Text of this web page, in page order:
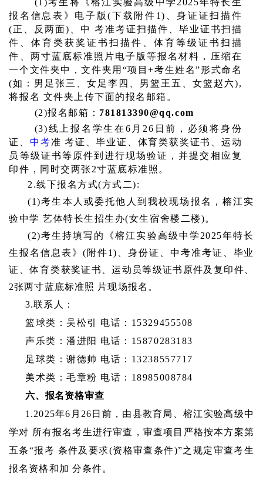
(1)考生将《榕江实验高级中学2025年特长生
报名信息表》电子版(下载附件1)、身证证扫描件
(正、反两面)、中 考准考证扫描件、毕业证书扫描
件、体育类获奖证书扫描件、体育等级证书扫描
件、两寸蓝底标准照片电子版等报名材料，压缩在
一个文件夹中，文件夹用“项目+考生姓名”形式命名
(如：男足张三、女足李四、男篮王五、女篮赵六),
将报名 文件夹上传下面的报名邮箱。
(2)报名邮箱： 781813390@qq.com
(3)线上报名学生在6月26日前，必须将身份
证、中考准 考证、毕业证、体育类获奖证书、运动
员等级证书等原件到进行现场验证，并提交相应复
印件，同时交两张2寸蓝底标准照。
2.线下报名方式(方式二):
(1)考生本人或委托他人到我校现场报名，榕江实
验中学 艺体特长生招生办(女生宿舍楼二楼)。
(2)考生持填写的《榕江实验高级中学2025年特长
生报名信息表》(附件1)、身份证、中考准考证、毕业
证、体育类获奖证书、运动员等级证书原件及复印件、
2张两寸蓝底标准照 片现场报名。
3.联系人：
篮球类：吴松引
电话： 15329455508
声乐类：潘进阳 电话： 15870283183
足球类：谢德帅 电话： 13238557717
美术类：毛章粉 电话： 18985008784
六、报名资格审查
1.2025年6月26日前，由县教育局、榕江实验高级中
学对 所有报名考生进行审查，审查项目严格按本方案第
五条“报考 条件及要求(资格审查条件)”之规定审查考生
报名资格和加 分条件。